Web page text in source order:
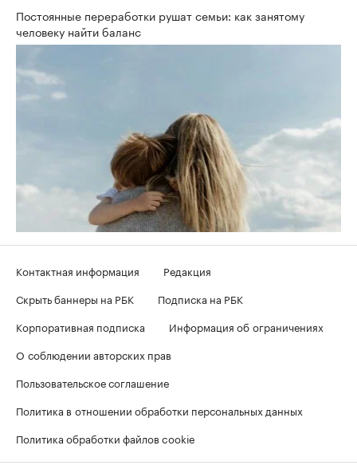
Постоянные переработки рушат семьи: как занятому
человеку найти баланс
Контактная информация
Редакция
Скрыть баннеры на РБК
Подписка на РБК
Корпоративная подписка
Информация об ограничениях
О соблюдении авторских прав
Пользовательское соглашение
Политика в отношении обработки персональных данных
Политика обработки файлов cookie